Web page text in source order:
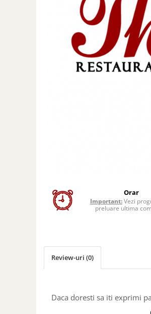
Orar
Important:Vezi
preluare ultima
Review-uri (0)
Daca doresti sa iti exprimi